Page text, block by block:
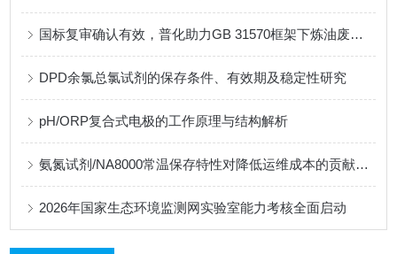
国标复审确认有效，普化助力GB 31570框架下炼油废水监测的合规性升级
DPD余氯总氯试剂的保存条件、有效期及稳定性研究
pH/ORP复合式电极的工作原理与结构解析
氨氮试剂/NA8000常温保存特性对降低运维成本的贡献分析
2026年国家生态环境监测网实验室能力考核全面启动